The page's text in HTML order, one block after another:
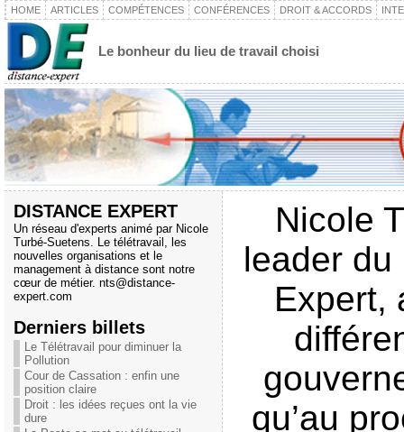
HOME ARTICLES COMPÉTENCES CONFÉRENCES DROIT & ACCORDS
Le bonheur du lieu de travail choisi
DISTANCE EXPERT
Un réseau d'experts animé par Nicole
Turbé-Suetens. Le télétravail, les
nouvelles organisations et le
management à distance sont notre
cœur de métier. nts@distance-
expert.com
Derniers billets
Le Télétravail pour diminuer la
Pollution
Cour de Cassation : enfin une
position claire
Droit : les idées reçues ont la vie
dure
Nicole
leader du
Expert,
qu’au